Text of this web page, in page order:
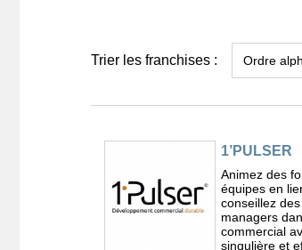
Trier les franchises :
1’PULSER
Animez des
équipes en
conseillez
managers
commercial
singulière et